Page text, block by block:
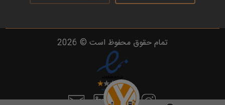
تمام حقوق محفوظ است © 2026